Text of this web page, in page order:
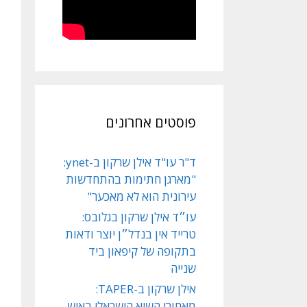
פוסטים אחרונים
ד"ר עו"ד אילן שרקון ב-ynet:
"מארגן חתימות בהתחדשות
עירונית הוא לא מאכער"
עו״ד אילן שרקון בגלובס:
טרייד אין בנדל״ן יוצר ודאות
בתקופה של קיפאון ביד
שנייה
אילן שרקון ב-TAPER: